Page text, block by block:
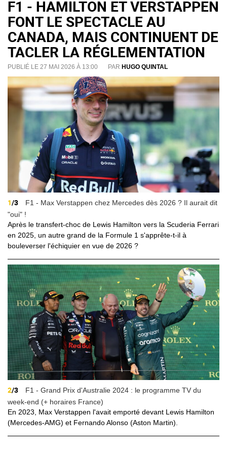
F1 - HAMILTON ET VERSTAPPEN
FONT LE SPECTACLE AU
CANADA, MAIS CONTINUENT DE
TACLER LA RÉGLEMENTATION
PUBLIÉ LE 27 MAI 2026 À 13:00 PAR HUGO QUINTAL
1/3
F1 - Max Verstappen chez Mercedes dès 2026 ? Il aurait dit
"oui" !
Après le transfert-choc de Lewis Hamilton vers la Scuderia Ferrari
en 2025, un autre grand de la Formule 1 s'apprête-t-il à
bouleverser l'échiquier en vue de 2026 ?
2/3
F1 - Grand Prix d'Australie 2024 : le programme TV du
week-end (+ horaires France)
En 2023, Max Verstappen l'avait emporté devant Lewis Hamilton
(Mercedes-AMG) et Fernando Alonso (Aston Martin).